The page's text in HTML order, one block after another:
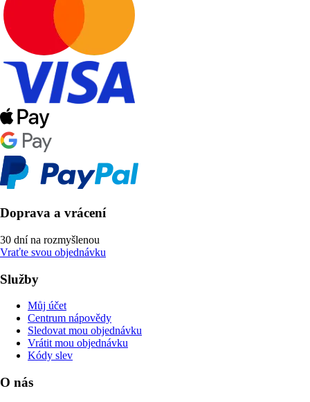
Doprava a vrácení
30 dní na rozmyšlenou
Vraťte svou objednávku
Služby
Můj účet
Centrum nápovědy
Sledovat mou objednávku
Vrátit mou objednávku
Kódy slev
O nás